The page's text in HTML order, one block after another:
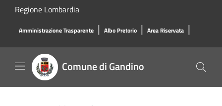
Salta al contenuto principale
Regione Lombardia
Amministrazione Trasparente | Albo Pretorio | Area Riservata |
Comune di Gandino